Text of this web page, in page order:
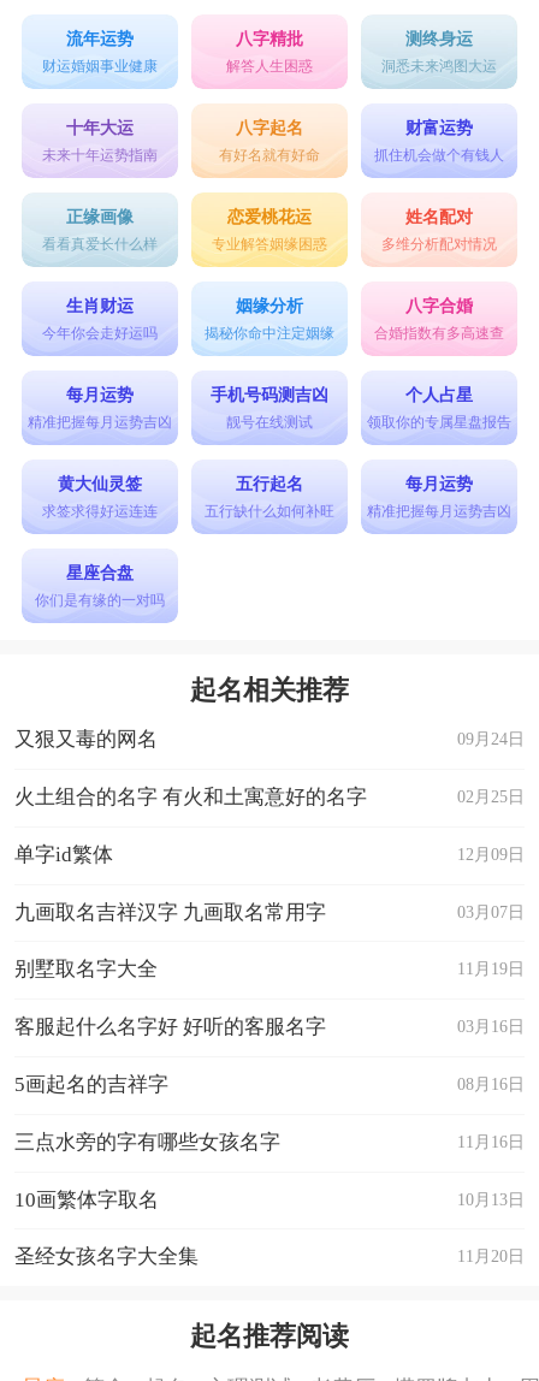
流年运势
财运婚姻事业健康
八字精批
解答人生困惑
测终身运
洞悉未来鸿图大运
十年大运
未来十年运势指南
八字起名
有好名就有好命
财富运势
抓住机会做个有钱人
正缘画像
看看真爱长什么样
恋爱桃花运
专业解答姻缘困惑
姓名配对
多维分析配对情况
生肖财运
今年你会走好运吗
姻缘分析
揭秘你命中注定姻缘
八字合婚
合婚指数有多高速查
每月运势
精准把握每月运势吉凶
手机号码测吉凶
靓号在线测试
个人占星
领取你的专属星盘报告
黄大仙灵签
求签求得好运连连
五行起名
五行缺什么如何补旺
每月运势
精准把握每月运势吉凶
星座合盘
你们是有缘的一对吗
起名相关推荐
09月24日
又狠又毒的网名
02月25日
火土组合的名字 有火和土寓意好的名字
12月09日
单字id繁体
03月07日
九画取名吉祥汉字 九画取名常用字
11月19日
别墅取名字大全
03月16日
客服起什么名字好 好听的客服名字
08月16日
5画起名的吉祥字
11月16日
三点水旁的字有哪些女孩名字
10月13日
10画繁体字取名
11月20日
圣经女孩名字大全集
起名推荐阅读